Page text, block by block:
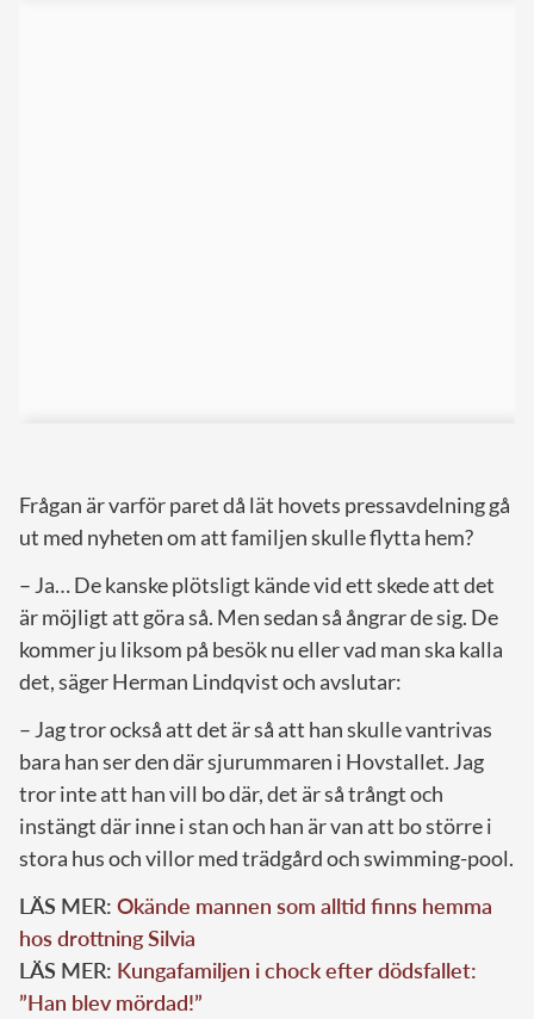
Frågan är varför paret då lät hovets pressavdelning gå
ut med nyheten om att familjen skulle flytta hem?
– Ja… De kanske plötsligt kände vid ett skede att det
är möjligt att göra så. Men sedan så ångrar de sig. De
kommer ju liksom på besök nu eller vad man ska kalla
det, säger Herman Lindqvist och avslutar:
– Jag tror också att det är så att han skulle vantrivas
bara han ser den där sjurummaren i Hovstallet. Jag
tror inte att han vill bo där, det är så trångt och
instängt där inne i stan och han är van att bo större i
stora hus och villor med trädgård och swimming-pool.
LÄS MER: Okände mannen som alltid finns hemma
hos drottning Silvia
LÄS MER: Kungafamiljen i chock efter dödsfallet:
”Han blev mördad!”